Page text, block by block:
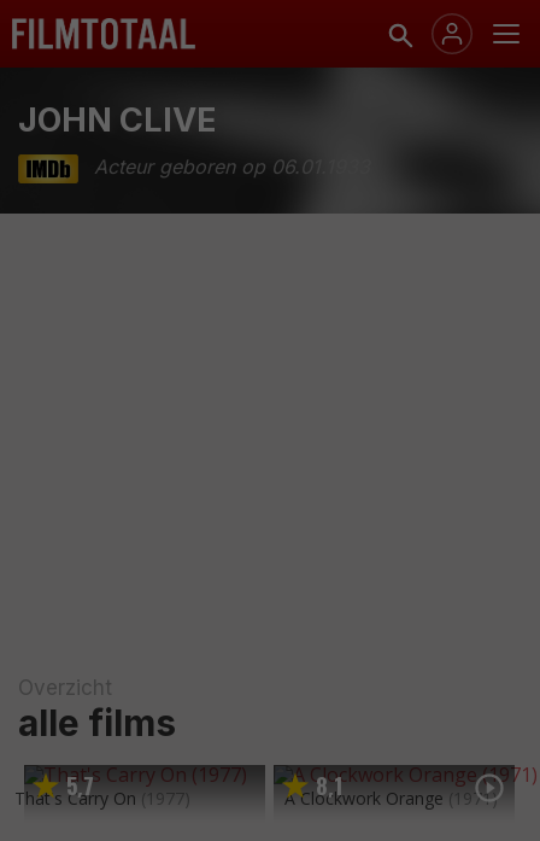
JOHN CLIVE
Acteur geboren op 06.01.1933
Overzicht
alle films
5,7
That's Carry On (1977) 8,1
A Clockwork Orange (1971)